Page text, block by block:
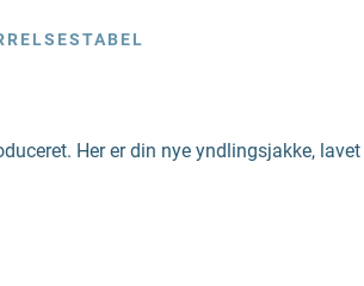
Her er din nye yndlingsjakke,